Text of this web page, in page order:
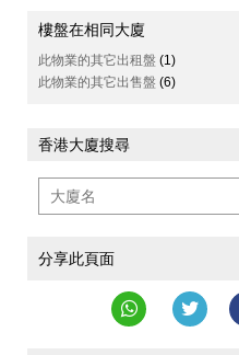
樓盤在相同大廈
此物業的其它出租盤 (1)
此物業的其它出售盤 (6)
香港大廈搜尋
分享此頁面